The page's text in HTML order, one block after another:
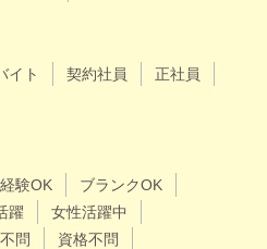
イト 契約社員
正社員
験OK
ブランクOK
躍
女性活躍中
問
資格不問